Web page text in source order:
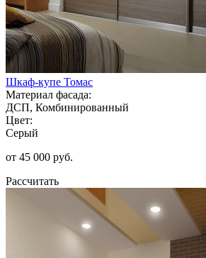
Шкаф-купе Томас
Материал фасада:
ДСП, Комбинированный
Цвет:
Серый
от 45 000 руб.
Рассчитать